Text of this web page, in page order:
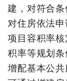
建，对符合
对住房依法
项目容积率
积率等规划
增配基本公